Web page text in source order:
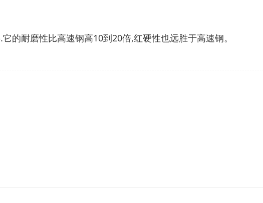
的耐磨性比高速钢高10到20倍,红硬性也远胜于高速钢。